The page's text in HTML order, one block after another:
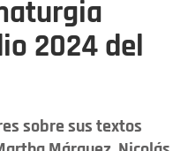
2024 del
sobre sus textos